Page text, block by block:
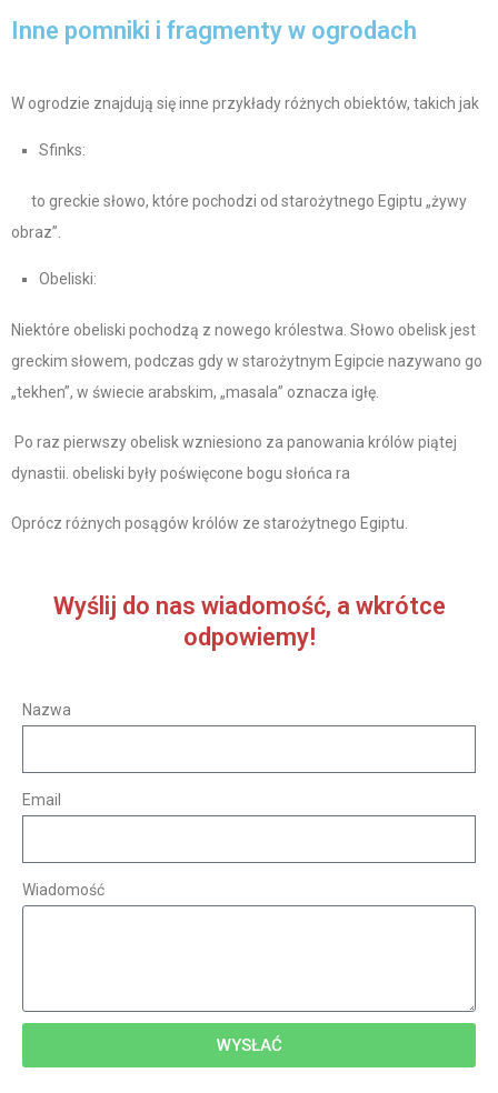
Inne pomniki i fragmenty w ogrodach
W ogrodzie znajdują się inne przykłady różnych obiektów, takich jak
Sfinks:
to greckie słowo, które pochodzi od starożytnego Egiptu „żywy
obraz”.
Obeliski:
Niektóre obeliski pochodzą z nowego królestwa. Słowo obelisk jest
greckim słowem, podczas gdy w starożytnym Egipcie nazywano go
„tekhen”, w świecie arabskim, „masala” oznacza igłę.
Po raz pierwszy obelisk wzniesiono za panowania królów piątej
dynastii. obeliski były poświęcone bogu słońca ra
Oprócz różnych posągów królów ze starożytnego Egiptu.
Wyślij do nas wiadomość, a wkrótce
odpowiemy!
Nazwa
Email
Wiadomość
WYSŁAĆ